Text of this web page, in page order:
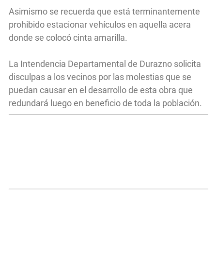
Asimismo se recuerda que está terminantemente
prohibido estacionar vehículos en aquella acera
donde se colocó cinta amarilla.
La Intendencia Departamental de Durazno solicita
disculpas a los vecinos por las molestias que se
puedan causar en el desarrollo de esta obra que
redundará luego en beneficio de toda la población.